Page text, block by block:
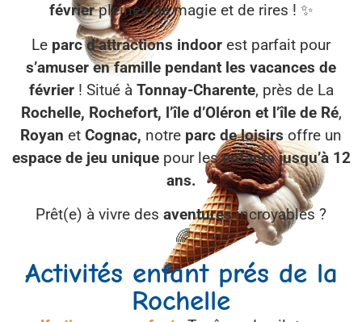
févrierpleines de magie et de rires ! ✨
Le parc d’attractions indoor est parfait pour
s’amuser en famille pendant les vacances de
février! Situé à Tonnay-Charente, près de La
Rochelle, Rochefort, l’île d’Oléron et l’île de Ré,
Royan et Cognac, notre parc de loisirsoffre un
espace de jeu uniquepour lesenfants jusqu’à 12
ans.
Prêt(e) à vivre des aventuresincroyables ?
🌈
Activités enfant prés de la
Rochelle